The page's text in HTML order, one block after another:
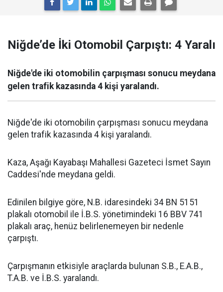
Niğde’de İki Otomobil Çarpıştı: 4 Yaralı
Niğde'de iki otomobilin çarpışması sonucu meydana
gelen trafik kazasında 4 kişi yaralandı.
Niğde'de iki otomobilin çarpışması sonucu meydana
gelen trafik kazasında 4 kişi yaralandı.
Kaza, Aşağı Kayabaşı Mahallesi Gazeteci İsmet Sayın
Caddesi'nde meydana geldi.
Edinilen bilgiye göre, N.B. idaresindeki 34 BN 5151
plakalı otomobil ile İ.B.S. yönetimindeki 16 BBV 741
plakalı araç, henüz belirlenemeyen bir nedenle
çarpıştı.
Çarpışmanın etkisiyle araçlarda bulunan S.B., E.A.B.,
T.A.B. ve İ.B.S. yaralandı.